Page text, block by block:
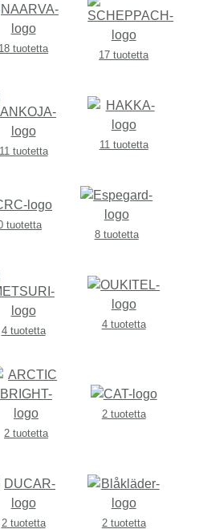
18 tuotetta
17 tuotetta
11 tuotetta
11 tuotetta
tuotetta
8 tuotetta
4 tuotetta
4 tuotetta
2 tuotetta
2 tuotetta
2 tuotetta 2 tuotetta